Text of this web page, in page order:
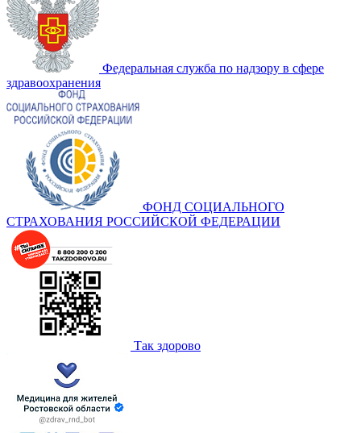
Федеральная служба по надзору в сфере
здравоохранения
ФОНД СОЦИАЛЬНОГО
СТРАХОВАНИЯ РОССИЙСКОЙ ФЕДЕРАЦИИ
Так здорово